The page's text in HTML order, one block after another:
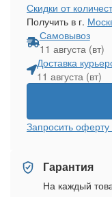
Скидки от
Получить в г.
Самовывоз
11 августа (вт)
Доставка
11 августа (вт)
Запросить
Гарантия
На каждый